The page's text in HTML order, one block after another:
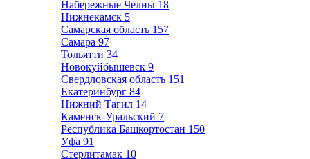
Набережные Челны 18
Нижнекамск 5
Самарская область 157
Самара 97
Тольятти 34
Новокуйбышевск 9
Свердловская область 151
Екатеринбург 84
Нижний Тагил 14
Каменск-Уральский 7
Республика Башкортостан 150
Уфа 91
Стерлитамак 10